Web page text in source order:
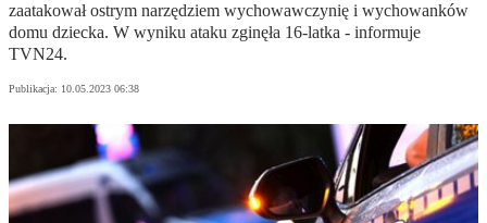
zaatakował ostrym narzędziem wychowawczynię i wychowanków
domu dziecka. W wyniku ataku zginęła 16-latka - informuje
TVN24.
Publikacja: 10.05.2023 06:38